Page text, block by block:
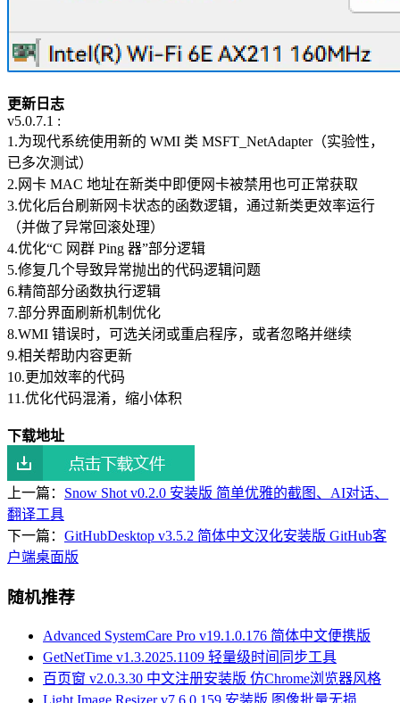
更新日志
v5.0.7.1 :
1.为现代系统使用新的 WMI 类 MSFT_NetAdapter（实验性，
已多次测试）
2.网卡 MAC 地址在新类中即便网卡被禁用也可正常获取
3.优化后台刷新网卡状态的函数逻辑，通过新类更效率运行
（并做了异常回滚处理）
4.优化“C 网群 Ping 器”部分逻辑
5.修复几个导致异常抛出的代码逻辑问题
6.精简部分函数执行逻辑
7.部分界面刷新机制优化
8.WMI 错误时，可选关闭或重启程序，或者忽略并继续
9.相关帮助内容更新
10.更加效率的代码
11.优化代码混淆，缩小体积
下载地址
上一篇： Snow Shot v0.2.0 安装版 简单优雅的截图、AI对话、
翻译工具
下一篇： GitHubDesktop v3.5.2 简体中文汉化安装版 GitHub客
户端桌面版
随机推荐
Advanced SystemCare Pro v19.1.0.176 简体中文便携版
GetNetTime v1.3.2025.1109 轻量级时间同步工具
百页窗 v2.0.3.30 中文注册安装版 仿Chrome浏览器风格